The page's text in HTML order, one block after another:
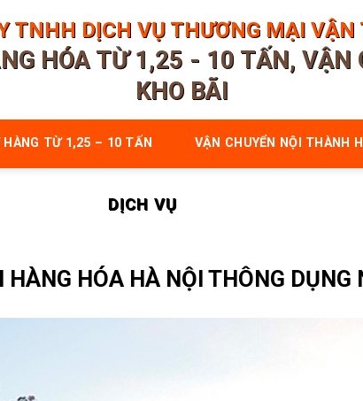
TNHH DỊCH VỤ THƯƠNG MẠI
HÓA TỪ 1,25 - 10 TẤN, VẬN
KHO BÃI
HÀNG TỪ 1,25 – 10 TẤN VẬN CHUYỂN NỘI THÀNH
DỊCH VỤ
HÓA HÀ NỘI THÔNG DỤNG